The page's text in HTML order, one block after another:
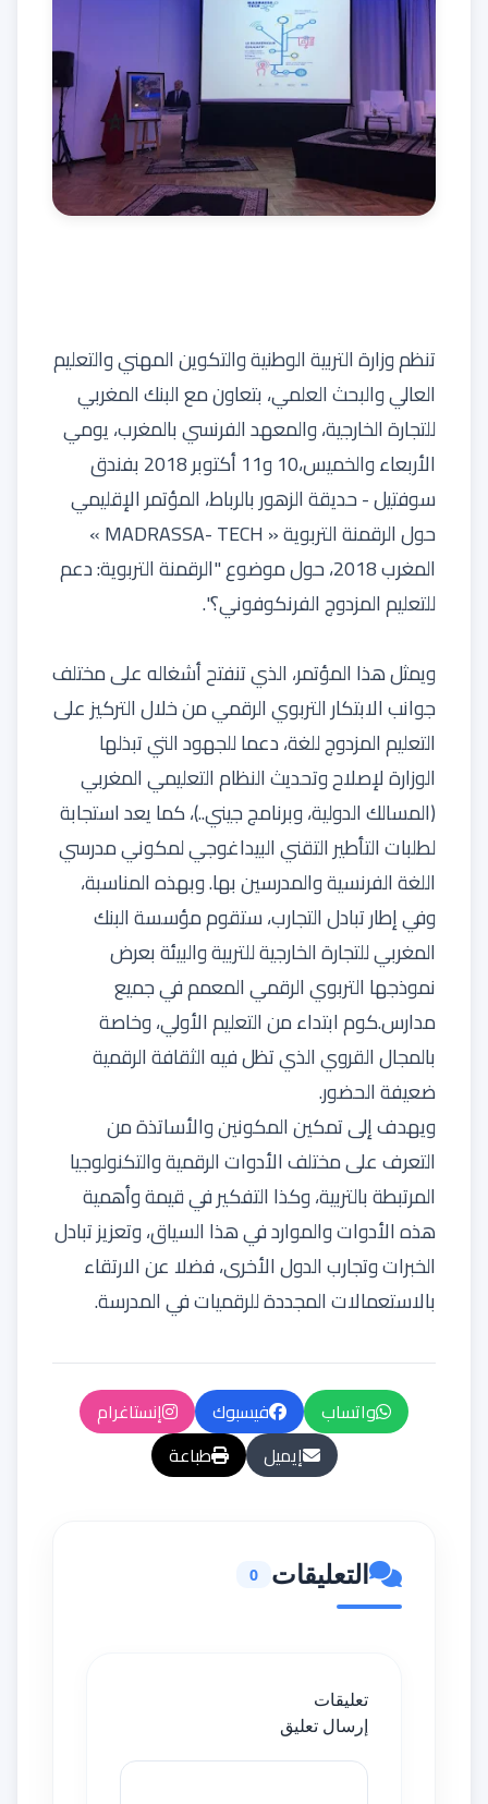
تنظم وزارة التربية الوطنية والتكوين المهني والتعليم
العالي والبحث العلمي، بتعاون مع البنك المغربي
للتجارة الخارجية، والمعهد الفرنسي بالمغرب، يومي
الأربعاء والخميس،10 و11 أكتوبر 2018 بفندق
سوفتيل - حديقة الزهور بالرباط، المؤتمر الإقليمي
حول الرقمنة التربوية « MADRASSA- TECH »
المغرب 2018، حول موضوع "الرقمنة التربوية: دعم
للتعليم المزدوج الفرنكوفوني؟".
ويمثل هذا المؤتمر، الذي تنفتح أشغاله على مختلف
جوانب الابتكار التربوي الرقمي من خلال التركيز على
التعليم المزدوج للغة، دعما للجهود التي تبذلها
الوزارة لإصلاح وتحديث النظام التعليمي المغربي
(المسالك الدولية، وبرنامج جيني..)، كما يعد استجابة
لطلبات التأطير التقني البيداغوجي لمكوني مدرسي
اللغة الفرنسية والمدرسين بها. وبهذه المناسبة،
وفي إطار تبادل التجارب، ستقوم مؤسسة البنك
المغربي للتجارة الخارجية للتربية والبيئة بعرض
نموذجها التربوي الرقمي المعمم في جميع
مدارس.كوم ابتداء من التعليم الأولي، وخاصة
بالمجال القروي الذي تظل فيه الثقافة الرقمية
ضعيفة الحضور.
ويهدف إلى تمكين المكونين والأساتذة من
التعرف على مختلف الأدوات الرقمية والتكنولوجيا
المرتبطة بالتربية، وكذا التفكير في قيمة وأهمية
هذه الأدوات والموارد في هذا السياق، وتعزيز تبادل
الخبرات وتجارب الدول الأخرى، فضلا عن الارتقاء
بالاستعمالات المجددة للرقميات في المدرسة.
واتساب فيسبوك
إنستاغرام
إيميل
طباعة
التعليقات 0
تعليقات
إرسال تعليق